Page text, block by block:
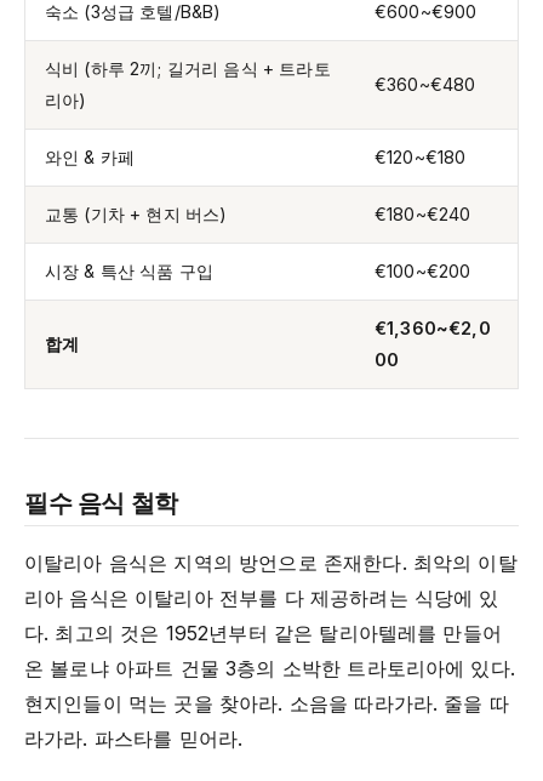
숙소 (3성급 호텔/B&B) €600~€900
식비 (하루 2끼; 길거리 음식 + 트라토
리아)
€360~€480
와인 & 카페 €120~€180
교통 (기차 + 현지 버스) €180~€240
시장 & 특산 식품 구입 €100~€200
합계
€1,360~€2,0
00
필수 음식 철학
이탈리아 음식은 지역의 방언으로 존재한다. 최악의 이탈
리아 음식은 이탈리아 전부를 다 제공하려는 식당에 있
다. 최고의 것은 1952년부터 같은 탈리아텔레를 만들어
온 볼로냐 아파트 건물 3층의 소박한 트라토리아에 있다.
현지인들이 먹는 곳을 찾아라. 소음을 따라가라. 줄을 따
라가라. 파스타를 믿어라.